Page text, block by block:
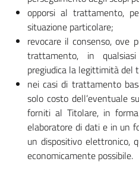
opporsi al trattamento,
situazione particolare;
revocare il consenso, ove
trattamento, in
pregiudica la legittimità
nei casi di trattamento
solo costo dell’eventuale
forniti al Titolare, in
elaboratore di dati e in un
un dispositivo elettronico,
economicamente possibile.